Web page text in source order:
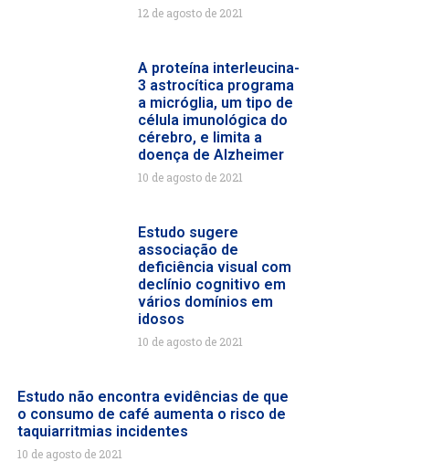
12 de agosto de 2021
A proteína interleucina-
3 astrocítica programa
a micróglia, um tipo de
célula imunológica do
cérebro, e limita a
doença de Alzheimer
10 de agosto de 2021
Estudo sugere
associação de
deficiência visual com
declínio cognitivo em
vários domínios em
idosos
10 de agosto de 2021
Estudo não encontra evidências de que
o consumo de café aumenta o risco de
taquiarritmias incidentes
10 de agosto de 2021